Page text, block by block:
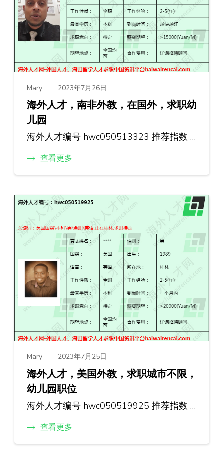
Mary 2023年7月26日
海外人才，南非外教，在国外，求职幼
儿园
海外人才编号 hwc050513323 推荐指数 …
查看更多
Mary 2023年7月25日
海外人才，美国外教，求职城市不限，
幼儿园职位
海外人才编号 hwc050519925 推荐指数 …
查看更多